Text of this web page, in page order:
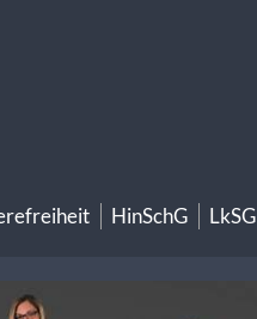
HinSchG LkSG